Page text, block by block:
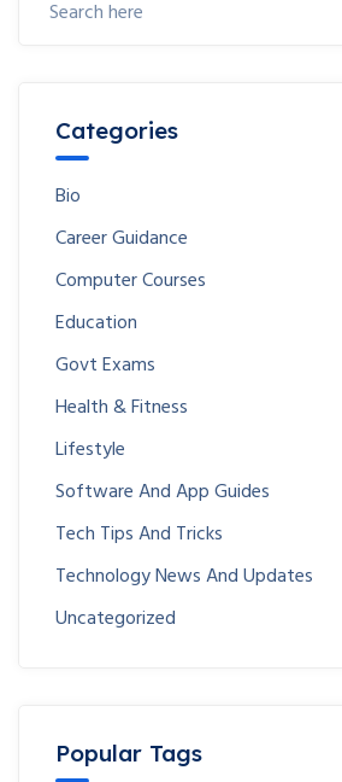
Categories
Bio
Career Guidance
Computer Courses
Education
Govt Exams
Health & Fitness
Lifestyle
Software And App Guides
Tech Tips And Tricks
Technology News And Updates
Uncategorized
Popular Tags